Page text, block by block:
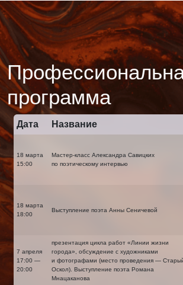
программа
Дата Название
18 марта
15:00
Мастер-класс Александра Савицких
по поэтическому интервью
18 марта
18:00
Выступление поэта Анны Сеничевой
7 апреля
17:00 —
20:00
презентация цикла работ «Линии жизни
города», обсуждение с художниками
и фотографами (место проведения —
Оскол). Выступление поэта Романа
Мнацаканова